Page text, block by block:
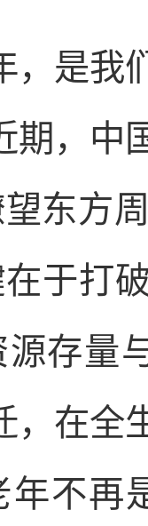
是我们
期，中
东方
于打
存量
，在全
年不再